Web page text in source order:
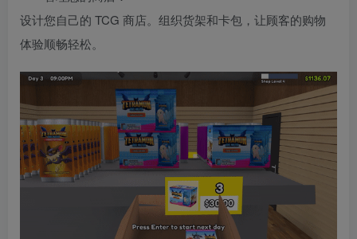
设计您自己的 TCG 商店。组织货架和卡包，让顾客的购物
体验顺畅轻松。